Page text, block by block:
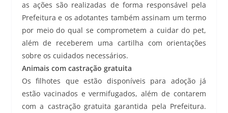
as ações são realizadas de forma responsável pela
Prefeitura e os adotantes também assinam um termo
por meio do qual se comprometem a cuidar do pet,
além de receberem uma cartilha com orientações
sobre os cuidados necessários.
Animais com castração gratuita
Os filhotes que estão disponíveis para adoção já
estão vacinados e vermifugados, além de contarem
com a castração gratuita garantida pela Prefeitura.